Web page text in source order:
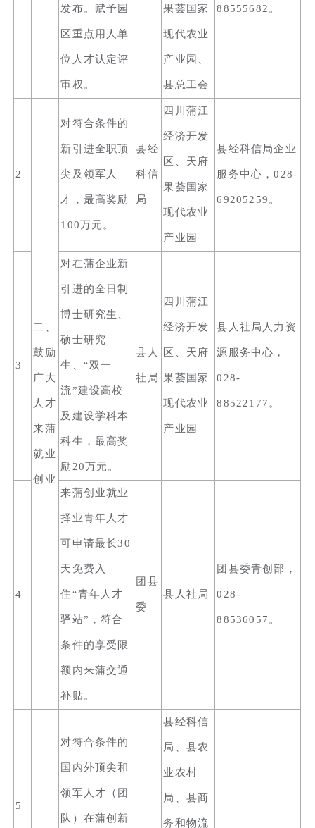
发布。赋予园
区重点用人单
位人才认定评
审权。
果荟国家
现代农业
产业园、
县总工会
88555682。
2
二、
鼓励
广大
人才
来蒲
就业
创业
对符合条件的
新引进全职顶
尖及领军人
才，最高奖励
100万元。
县经
科信
局
四川蒲江
经济开发
区、天府
果荟国家
现代农业
产业园
县经科信局企业
服务中心，028-
69205259。
3
对在蒲企业新
引进的全日制
博士研究生、
硕士研究
生、“双一
流”建设高校
及建设学科本
科生，最高奖
励20万元。
县人
社局
四川蒲江
经济开发
区、天府
果荟国家
现代农业
产业园
县人社局人力资
源服务中心，
028-
88522177。
4
来蒲创业就业
择业青年人才
可申请最长30
天免费入
住“青年人才
驿站”，符合
条件的享受限
额内来蒲交通
补贴。
团县
委
县人社局
团县委青创部，
028-
88536057。
5
对符合条件的
国内外顶尖和
领军人才（团
队）在蒲创新
县经科信
局、县农
业农村
局、县商
务和物流